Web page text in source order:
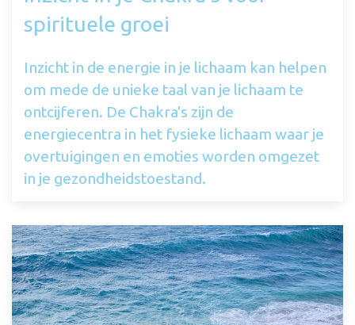
spirituele groei
Inzicht in de energie in je lichaam kan helpen
om mede de unieke taal van je lichaam te
ontcijferen. De Chakra's zijn de
energiecentra in het fysieke lichaam waar je
overtuigingen en emoties worden omgezet
in je gezondheidstoestand.